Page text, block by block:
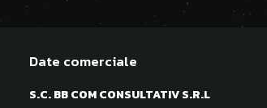
Date comerciale
S.C. BB COM CONSULTATIV S.R.L